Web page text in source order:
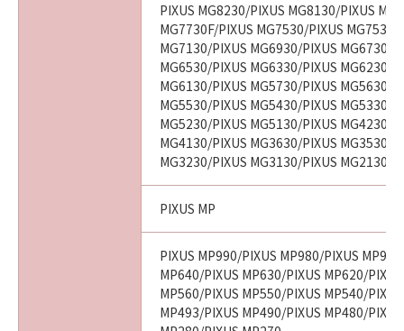
PIXUS MG8230/PIXUS MG8130/PIXUS
MG7730F/PIXUS MG7530/PIXUS
MG7130/PIXUS MG6930/PIXUS MG6730/
MG6530/PIXUS MG6330/PIXUS MG6230/
MG6130/PIXUS MG5730/PIXUS MG5630/
MG5530/PIXUS MG5430/PIXUS MG5330/
MG5230/PIXUS MG5130/PIXUS MG4230/
MG4130/PIXUS MG3630/PIXUS MG3530/
MG3230/PIXUS MG3130/PIXUS MG2130
PIXUS MP
PIXUS MP990/PIXUS MP980/PIXUS
MP640/PIXUS MP630/PIXUS MP620/
MP560/PIXUS MP550/PIXUS MP540/
MP493/PIXUS MP490/PIXUS MP480/